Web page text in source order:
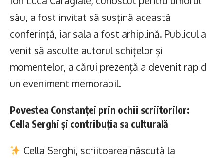
său, a fost invitat să susțină această
conferință, iar sala a fost arhiplină. Publicul a
venit să asculte autorul schițelor și
momentelor, a cărui prezență a devenit rapid
un eveniment memorabil.
Povestea Constanței prin ochii scriitorilor:
Cella Serghi și contribuția sa culturală
Cella Serghi, scriitoarea născută la